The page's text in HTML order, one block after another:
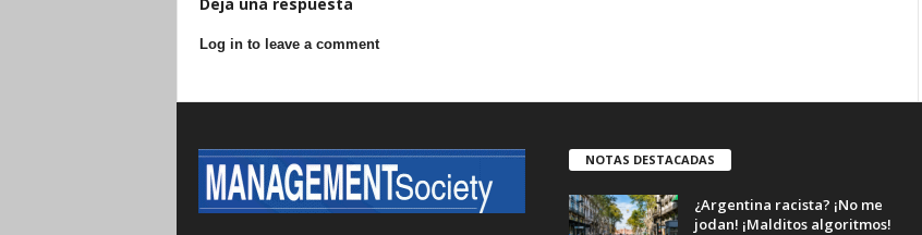
Log in to leave a comment
NOTAS DESTACADAS
¿Argentina racista? ¡No me
jodan! ¡Malditos algoritmos!